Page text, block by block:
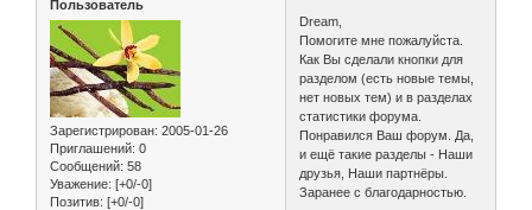
Пользователь
Зарегистрирован: 2005-01-26
Приглашений: 0
Сообщений: 58
Уважение: [+0/-0]
Позитив: [+0/-0]
Dream,
Помогите мне пожалуйста.
Как Вы сделали кнопки для
разделом (есть новые темы,
нет новых тем) и в разделах
статистики форума.
Понравился Ваш форум. Да,
и ещё такие разделы - Наши
друзья, Наши партнёры.
Заранее с благодарностью.